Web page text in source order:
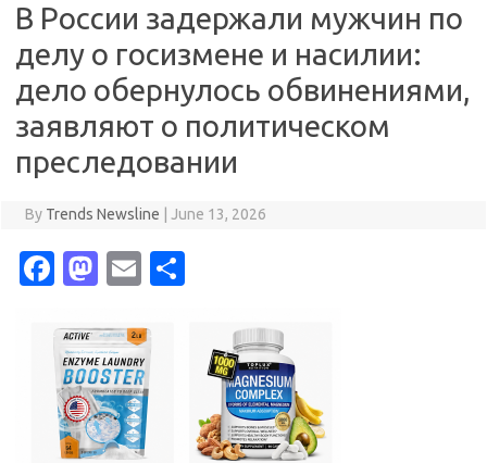
В России задержали мужчин по
делу о госизмене и насилии:
дело обернулось обвинениями,
заявляют о политическом
преследовании
By Trends Newsline June 13, 2026
Fa
e
b
o
o
M
t
o
d
o
E
ail